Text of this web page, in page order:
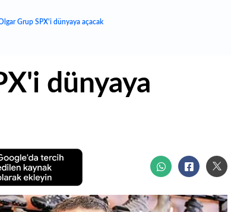
Grup SPX'i dünyaya açacak
dünyaya